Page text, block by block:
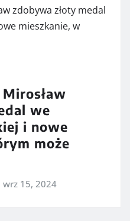
we
i nowe
może
wrz 15, 2024